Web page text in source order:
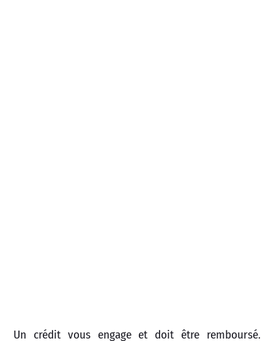
Un crédit vous engage et doit être remboursé.